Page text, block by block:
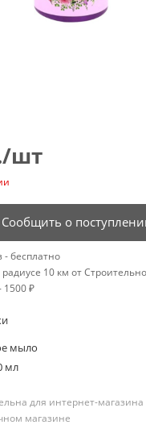
/шт
Сообщить о
бесплатно
радиусе 10 км от
1500 ₽
мыло
мл
для интернет-магазина
магазине